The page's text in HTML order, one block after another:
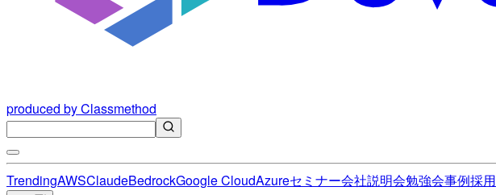
produced by Classmethod
TrendingAWSClaudeBedrockGoogle CloudAzureセミナー会社説明会勉強会事例採用